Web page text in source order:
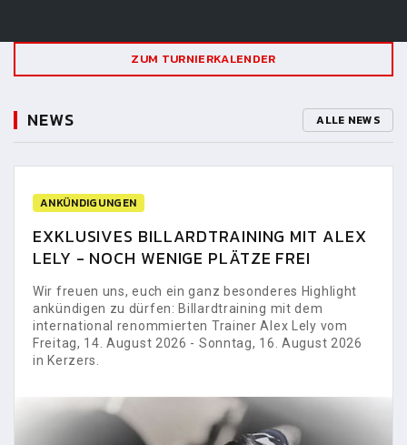
ZUM TURNIERKALENDER
NEWS ALLE NEWS
ANKÜNDIGUNGEN
EXKLUSIVES BILLARDTRAINING MIT ALEX
LELY - NOCH WENIGE PLÄTZE FREI
Wir freuen uns, euch ein ganz besonderes Highlight
ankündigen zu dürfen: Billardtraining mit dem
international renommierten Trainer Alex Lely vom
Freitag, 14. August 2026 - Sonntag, 16. August 2026
in Kerzers.